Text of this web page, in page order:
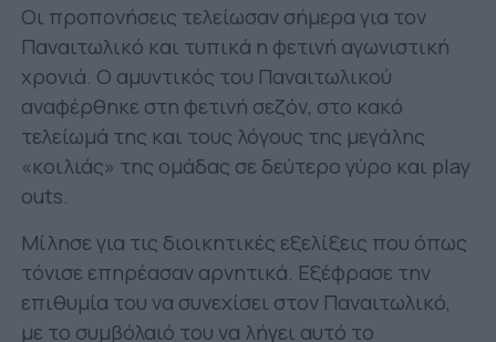
Οι προπονήσεις τελείωσαν σήμερα για τον
Παναιτωλικό και τυπικά η φετινή αγωνιστική
χρονιά. Ο αμυντικός του Παναιτωλικού
αναφέρθηκε στη φετινή σεζόν, στο κακό
τελείωμά της και τους λόγους της μεγάλης
«κοιλιάς» της ομάδας σε δεύτερο γύρο και play
outs.
Μίλησε για τις διοικητικές εξελίξεις που όπως
τόνισε επηρέασαν αρνητικά. Εξέφρασε την
επιθυμία του να συνεχίσει στον Παναιτωλικό,
με το συμβόλαιό του να λήγει αυτό το